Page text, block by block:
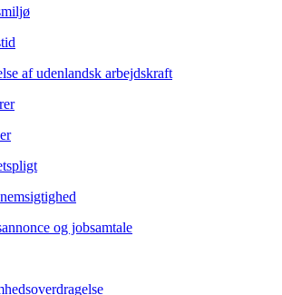
af udenlandsk arbejdskraft
og jobsamtale